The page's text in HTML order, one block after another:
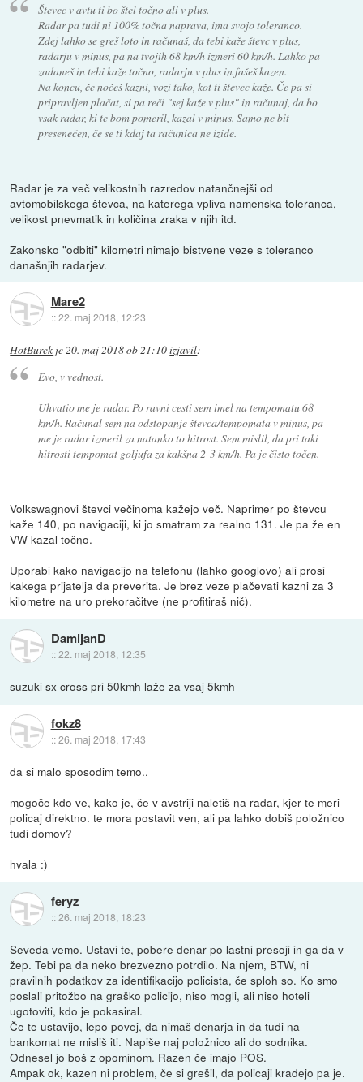
Števec v avtu ti bo štel točno ali v plus.
Radar pa tudi ni 100% točna naprava, ima svojo toleranco.
Zdej lahko se greš loto in računaš, da tebi kaže števc v plus,
radarju v minus, pa na tvojih 68 km/h izmeri 60 km/h. Lahko pa
zadaneš in tebi kaže točno, radarju v plus in fašeš kazen.
Na koncu, če nočeš kazni, vozi tako, kot ti števec kaže. Če pa si
pripravljen plačat, si pa reči "sej kaže v plus" in računaj, da bo
vsak radar, ki te bom pomeril, kazal v minus. Samo ne bit
presenečen, če se ti kdaj ta računica ne izide.
Radar je za več velikostnih razredov natančnejši od
avtomobilskega števca, na katerega vpliva namenska toleranca,
velikost pnevmatik in količina zraka v njih itd.
Zakonsko "odbiti" kilometri nimajo bistvene veze s toleranco
današnjih radarjev.
Mare2
::22. maj 2018, 12:23
HotBurek je20. maj 2018 ob 21:10izjavil:
Evo, v vednost.
Uhvatio me je radar. Po ravni cesti sem imel na tempomatu 68
km/h. Računal sem na odstopanje števca/tempomata v minus, pa
me je radar izmeril za natanko to hitrost. Sem mislil, da pri taki
hitrosti tempomat goljufa za kakšna 2-3 km/h. Pa je čisto točen.
Volkswagnovi števci večinoma kažejo več. Naprimer po števcu
kaže 140, po navigaciji, ki jo smatram za realno 131. Je pa že en
VW kazal točno.
Uporabi kako navigacijo na telefonu (lahko googlovo) ali prosi
kakega prijatelja da preverita. Je brez veze plačevati kazni za 3
kilometre na uro prekoračitve (ne profitiraš nič).
DamijanD
::22. maj 2018, 12:35
suzuki sx cross pri 50kmh laže za vsaj 5kmh
fokz8
::26. maj 2018, 17:43
da si malo sposodim temo..
mogoče kdo ve, kako je, če v avstriji naletiš na radar, kjer te meri
policaj direktno. te mora postavit ven, ali pa lahko dobiš položnico
tudi domov?
hvala :)
feryz
::26. maj 2018, 18:23
Seveda vemo. Ustavi te, pobere denar po lastni presoji in ga da v
žep. Tebi pa da neko brezvezno potrdilo. Na njem, BTW, ni
pravilnih podatkov za identifikacijo policista, če sploh so. Ko smo
poslali pritožbo na graško policijo, niso mogli, ali niso hoteli
ugotoviti, kdo je pokasiral.
Če te ustavijo, lepo povej, da nimaš denarja in da tudi na
bankomat ne misliš iti. Napiše naj položnico ali do sodnika.
Odnesel jo boš z opominom. Razen če imajo POS.
Ampak ok, kazen ni problem, če si grešil, da policaji kradejo pa je.